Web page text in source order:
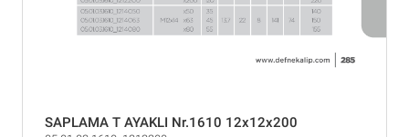
SAPLAMA T AYAKLI Nr.1610 12x12x200